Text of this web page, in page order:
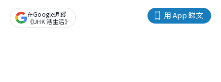
用 App 睇文
在Google追蹤
《UHK 港生活》